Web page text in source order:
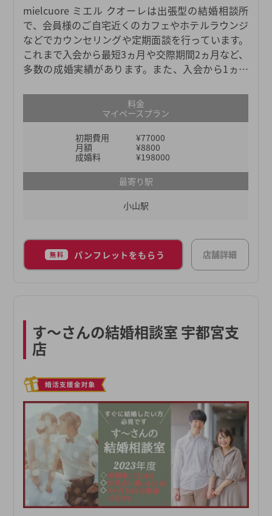
mielcuore ミエル クオーレは出張型の結婚相談所
で、会員様のご自宅近くのカフェやホテルラウンジ
などでカウンセリングや定期面談を行っています。
これまで入会から最短3ヵ月や交際期間2ヵ月など、
多数の成婚実績があります。また、入会から1ヵ月
っています。カウンセラーはウェディングプランナ
ーとして8年、支配人として5年のキャリアを持ち、
数多くのカップルと関わってきた経験がある「結婚
のプロ」です。会員様の環境や状況、性格などを考
慮しながら、フルサポートを心がけています。
料金
マイペースプラン
初期費用
¥77000
月額
¥8800
成婚料
¥198000
最寄り駅
小山駅
無料 パンフレットをもらう 店舗詳細
す～さんの結婚相談室 宇都宮支
店